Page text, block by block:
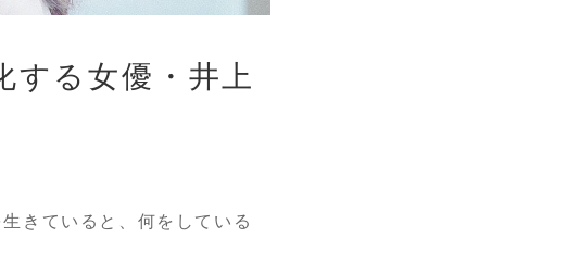
する女優・井上
きていると、何をしている